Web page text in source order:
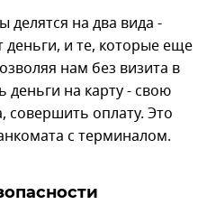
на два вида -
и те, которые еще
нам без визита в
деньги на карту - свою
совершить оплату. Это
с терминалом.